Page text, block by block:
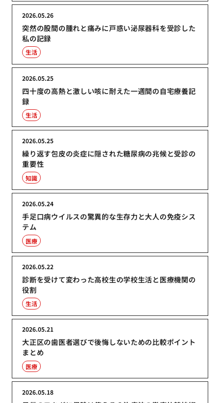
突然の股間の腫れと痛みに戸惑い泌尿器科を受診した
私の記録
2026.05.26
生活
四十度の高熱と激しい咳に耐えた一週間の自宅療養記
録
2026.05.25
生活
繰り返す包皮の炎症に隠された糖尿病の兆候と受診の
重要性
2026.05.25
知識
手足口病ウイルスの驚異的な生存力と大人の免疫シス
テム
2026.05.24
医療
診断を受けて変わった高校生の学校生活と医療機関の
役割
2026.05.22
生活
大正区の歯医者選びで後悔しないための比較ポイント
まとめ
2026.05.21
医療
2026.05.18